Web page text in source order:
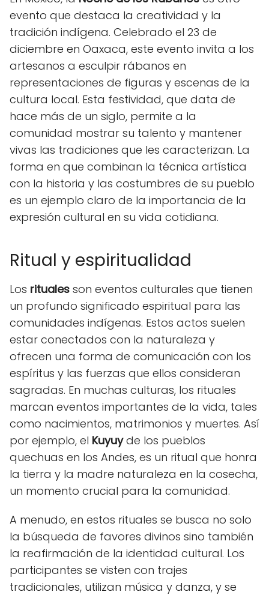
evento que destaca la creatividad y la
tradición indígena. Celebrado el 23 de
diciembre en Oaxaca, este evento invita a los
artesanos a esculpir rábanos en
representaciones de figuras y escenas de la
cultura local. Esta festividad, que data de
hace más de un siglo, permite a la
comunidad mostrar su talento y mantener
vivas las tradiciones que les caracterizan. La
forma en que combinan la técnica artística
con la historia y las costumbres de su pueblo
es un ejemplo claro de la importancia de la
expresión cultural en su vida cotidiana.
Ritual y espiritualidad
Los rituales son eventos culturales que tienen
un profundo significado espiritual para las
comunidades indígenas. Estos actos suelen
estar conectados con la naturaleza y
ofrecen una forma de comunicación con los
espíritus y las fuerzas que ellos consideran
sagradas. En muchas culturas, los rituales
marcan eventos importantes de la vida, tales
como nacimientos, matrimonios y muertes. Así
por ejemplo, el Kuyuyde los pueblos
quechuas en los Andes, es un ritual que honra
la tierra y la madre naturaleza en la cosecha,
un momento crucial para la comunidad.
A menudo, en estos rituales se busca no solo
la búsqueda de favores divinos sino también
la reafirmación de la identidad cultural. Los
participantes se visten con trajes
tradicionales, utilizan música y danza, y se